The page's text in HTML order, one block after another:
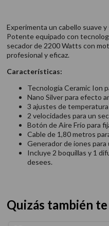
Experimenta un cabello suave
Potente equipado con
secador de 2200 Watts con
profesional y eficaz.
Características:
Tecnología Ceramic Ion
Nano Silver para efecto
3 ajustes de
2 velocidades para un
Botón de Aire Frío para
Cable de 1,80 metros
Generador de iones para
Incluye 2 boquillas y 1
desees.
Quizás también